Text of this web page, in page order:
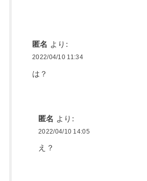
匿名 より:
2022/04/10 11:34
は？
匿名 より:
2022/04/10 14:05
え？